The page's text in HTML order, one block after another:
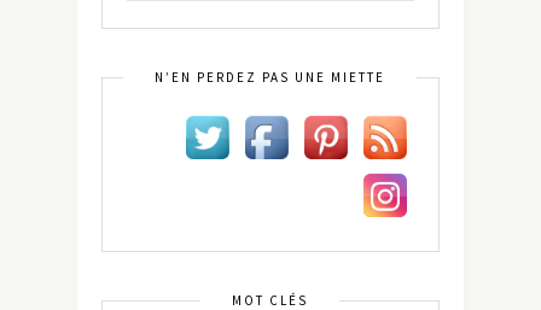
N’EN PERDEZ PAS UNE MIETTE
MOT CLÉS